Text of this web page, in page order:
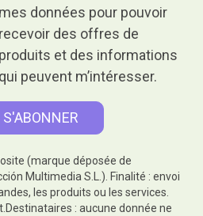
mes données pour pouvoir
recevoir des offres de
produits et des informations
qui peuvent m’intéresser.
(marque déposée de
Multimedia S.L.). Finalité : envoi
les produits ou les services.
: aucune donnée ne